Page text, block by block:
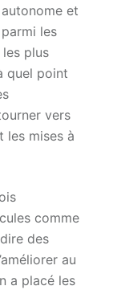
et
les
plus
quel point
vers
les mises à
comme
des
au
a placé les